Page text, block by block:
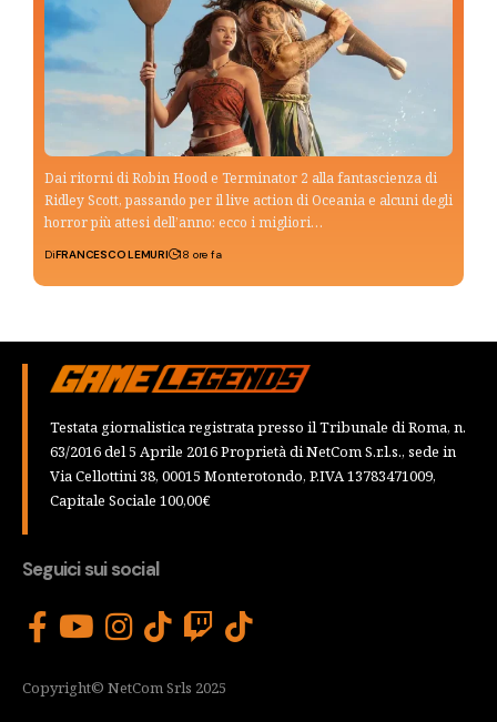
Dai ritorni di Robin Hood e Terminator 2 alla fantascienza di
Ridley Scott, passando per il live action di Oceania e alcuni degli
horror più attesi dell’anno: ecco i migliori…
DiFRANCESCO LEMURI 18 ore fa
Testata giornalistica registrata presso il Tribunale di Roma, n.
63/2016 del 5 Aprile 2016 Proprietà di NetCom S.r.l.s., sede in
Via Cellottini 38, 00015 Monterotondo, P.IVA 13783471009,
Capitale Sociale 100,00€
Seguici sui social
Copyright© NetCom Srls 2025